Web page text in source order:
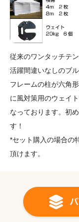
従来のワンタッチテ
活躍間違いなしのブル
フレームの柱が六角
に風対策用のウェイ
なっております。初
す！
*セット購入の場合の
頂けます。